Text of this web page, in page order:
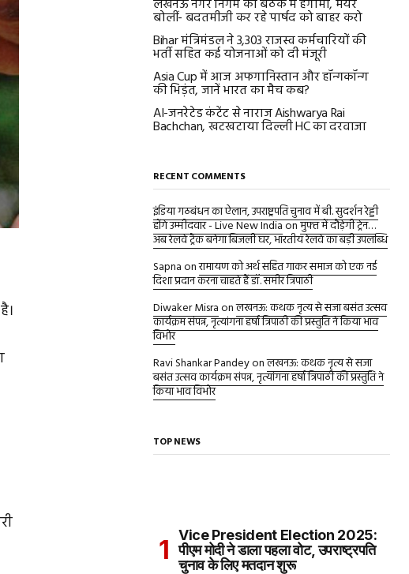
लखनऊ नगर निगम की बैठक में हंगामा, मेयर
बोलीं- बदतमीजी कर रहे पार्षद को बाहर करो
Bihar मंत्रिमंडल ने 3,303 राजस्व कर्मचारियों की
भर्ती सहित कई योजनाओं को दी मंजूरी
Asia Cup में आज अफगानिस्तान और हॉन्गकॉन्ग
की भिड़ंत, जानें भारत का मैच कब?
AI-जनरेटेड कंटेंट से नाराज Aishwarya Rai
Bachchan, खटखटाया दिल्ली HC का दरवाजा
RECENT COMMENTS
इंडिया गठबंधन का ऐलान, उपराष्ट्रपति चुनाव में बी. सुदर्शन रेड्डी
होंगे उम्मीदवार - Live New Indiaonमुफ्त में दौड़ेगी ट्रेन…
अब रेलवे ट्रैक बनेगा बिजली घर, भारतीय रेलवे का बड़ी उपलब्धि
Sapnaonरामायण को अर्थ सहित गाकर समाज को एक नई
दिशा प्रदान करना चाहते हैं डॉ. समीर त्रिपाठी
Diwaker Misraonलखनऊ: कथक नृत्य से सजा बसंत उत्सव
कार्यक्रम संपन्न, नृत्यांगना हर्षा त्रिपाठी की प्रस्तुति ने किया भाव
विभोर
Ravi Shankar Pandeyonलखनऊ: कथक नृत्य से सजा
बसंत उत्सव कार्यक्रम संपन्न, नृत्यांगना हर्षा त्रिपाठी की प्रस्तुति ने
किया भाव विभोर
TOP NEWS
Vice President Election 2025:
पीएम मोदी ने डाला पहला वोट, उपराष्ट्रपति
चुनाव के लिए मतदान शुरू